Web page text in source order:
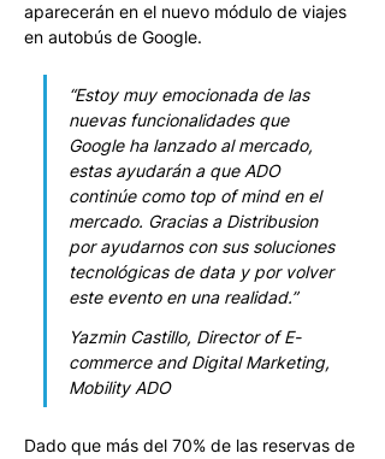
aparecerán en el nuevo módulo de viajes
en autobús de Google.
“Estoy muy emocionada de las
nuevas funcionalidades que
Google ha lanzado al mercado,
estas ayudarán a que ADO
continúe como top of mind en el
mercado. Gracias a Distribusion
por ayudarnos con sus soluciones
tecnológicas de data y por volver
este evento en una realidad.”
Yazmin Castillo, Director of E-
commerce and Digital Marketing,
Mobility ADO
Dado que más del 70% de las reservas de